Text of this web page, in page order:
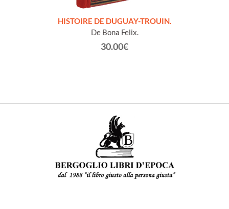
HISTOIRE DE DUGUAY-TROUIN.
De Bona Felix.
30.00€